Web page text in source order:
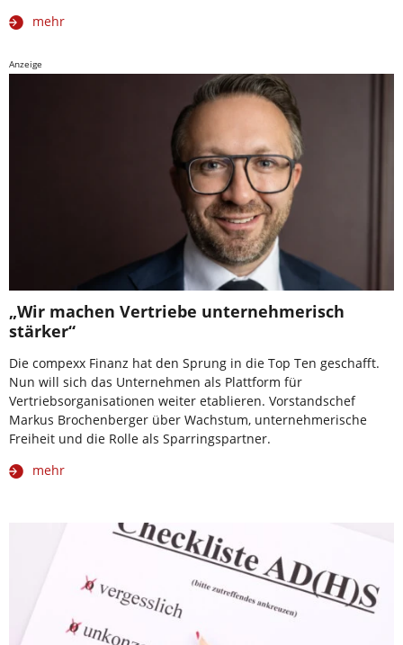
mehr
Anzeige
„Wir machen Vertriebe unternehmerisch
stärker“
Die compexx Finanz hat den Sprung in die Top Ten geschafft.
Nun will sich das Unternehmen als Plattform für
Vertriebsorganisationen weiter etablieren. Vorstandschef
Markus Brochenberger über Wachstum, unternehmerische
Freiheit und die Rolle als Sparringspartner.
mehr